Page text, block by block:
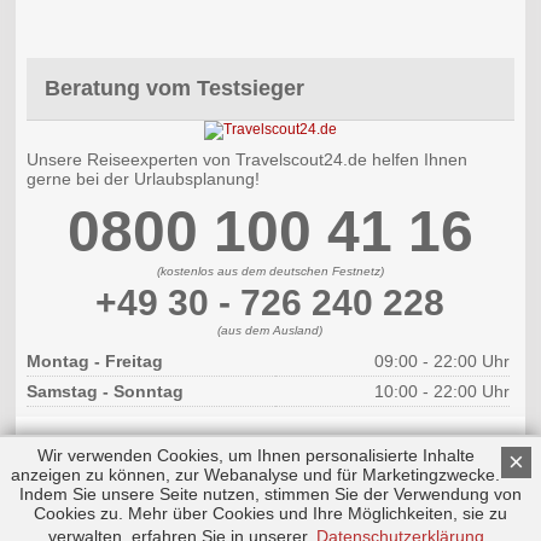
Beratung vom Testsieger
Unsere Reiseexperten von Travelscout24.de helfen Ihnen
gerne bei der Urlaubsplanung!
0800 100 41 16
(kostenlos aus dem deutschen Festnetz)
+49 30 - 726 240 228
(aus dem Ausland)
Montag - Freitag
09:00 - 22:00 Uhr
Samstag - Sonntag
10:00 - 22:00 Uhr
Copyright © 2026 by Triplemind GmbH
Impressum|Datenschutz
Nach oben
×
Wir verwenden Cookies, um Ihnen personalisierte Inhalte
anzeigen zu können, zur Webanalyse und für Marketingzwecke.
Indem Sie unsere Seite nutzen, stimmen Sie der Verwendung von
Cookies zu. Mehr über Cookies und Ihre Möglichkeiten, sie zu
verwalten, erfahren Sie in unserer Datenschutzerklärung